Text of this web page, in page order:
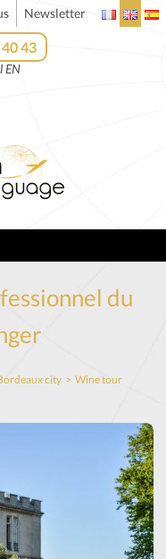
Newsletter
43
EN
du
city >Wine tour